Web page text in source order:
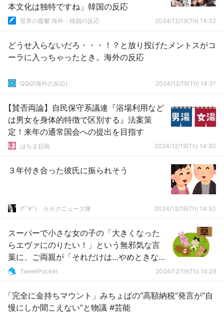
本文化は独特ですね」韓国の反応
世界の憂鬱 海外・韓国の反応 2024/12/19(Th) 14:32
どうせ入らないだろ・・・！？と放り投げたメントスがコ
ーラに入っちゃったとき。海外の反応
QQQ(海外の反応) 2024/12/19(Th) 14:31
【賛否両論】自民保守系議連『浴場利用など
は男女を身体的特徴で区別する』法案策
定！来年の通常国会への提出を目指す
はちま起稿 2024/12/19(Th) 14:30
３年付き合った彼氏に振られそう
(*ﾟ∀ﾟ)ゞカガクニュース隊 2024/12/19(Th) 14:30
スーパーで小さな女の子の「大きくなった
らエヴァにのりたい！」という無邪気な言
葉に、ご両親が「それだけは…やめときな」
って言ってた
TweetPocket 2024/12/19(Th) 14:29
「完全に金持ちマウント」みちょぱの“高額納税”発言が“自
慢にしか聞こえない”と物議 #芸能